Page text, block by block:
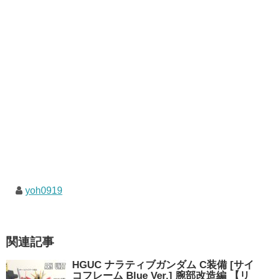
yoh0919
関連記事
HGUC ナラティブガンダム C装備 [サイ
コフレーム Blue Ver.] 腕部改造編 【リ